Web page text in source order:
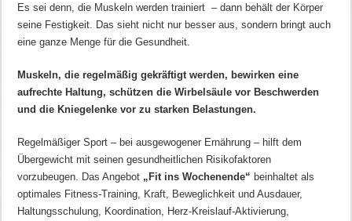
Es sei denn, die Muskeln werden trainiert – dann behält der Körper
seine Festigkeit. Das sieht nicht nur besser aus, sondern bringt auch
eine ganze Menge für die Gesundheit.
Muskeln, die regelmäßig gekräftigt werden, bewirken eine
aufrechte Haltung, schützen die Wirbelsäule vor Beschwerden
und die Kniegelenke vor zu starken Belastungen.
Regelmäßiger Sport – bei ausgewogener Ernährung – hilft dem
Übergewicht mit seinen gesundheitlichen Risikofaktoren
vorzubeugen. Das Angebot „Fit ins Wochenende“ beinhaltet als
optimales Fitness-Training, Kraft, Beweglichkeit und Ausdauer,
Haltungsschulung, Koordination, Herz-Kreislauf-Aktivierung,